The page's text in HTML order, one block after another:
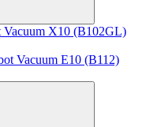
X10 (B102GL)